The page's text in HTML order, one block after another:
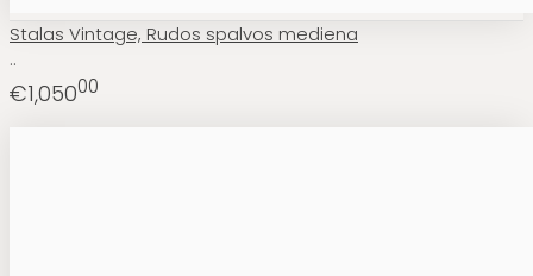
Stalas Vintage, Rudos spalvos mediena
..
€1,05000